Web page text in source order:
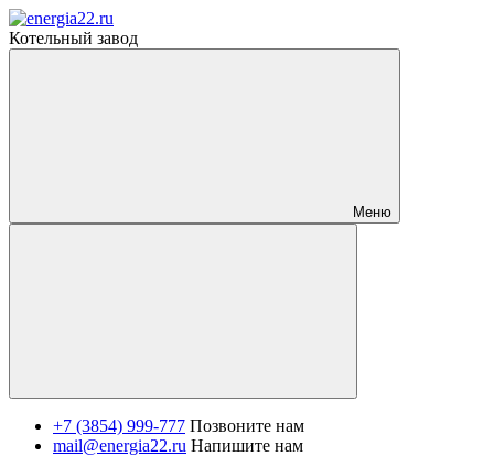
Котельный завод
Меню
+7 (3854) 999-777 Позвоните нам
mail@energia22.ru Напишите нам